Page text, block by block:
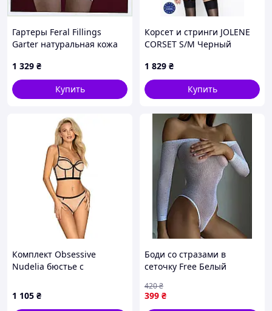
Гартеры Feral Fillings
Garter натуральная кожа
1 329 ₴
Купить
Корсет и стринги JOLENE
CORSET S/M Черный
1 829 ₴
Купить
Комплект Obsessive
Nudelia бюстье с
черным, S/M
1 105 ₴
Боди со стразами в
сеточку Free Белый
399 ₴
420₴